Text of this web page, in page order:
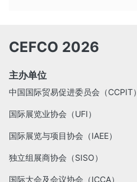
CEFCO 2026
主办单位
中国国际贸易促进委员会（CCPIT）
国际展览业协会（UFI）
国际展览与项目协会（IAEE）
独立组展商协会（SISO）
国际大会及会议协会（ICCA）